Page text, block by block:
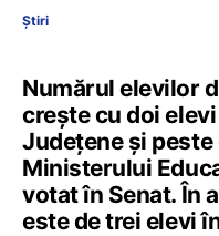
Știri
Numărul elevilor
crește cu doi
Județene și
Ministerului
votat în Senat. În
este de trei elevi